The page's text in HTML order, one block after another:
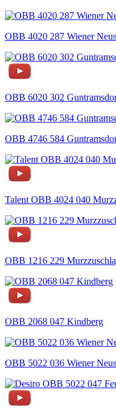
OBB 4020 287 Wiener
OBB 6020 302
OBB 4746 584
Talent OBB 4024 040
OBB 1216 229
OBB 2068 047 Kindberg
OBB 5022 036 Wiener